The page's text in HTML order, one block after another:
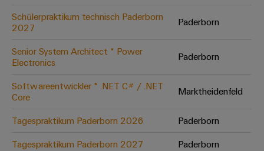
Digital
neuen Niveau
schnell
Schülerpraktikum technisch Paderborn
2027
Paderborn
Senior System Architect * Power
Electronics
Paderborn
Softwareentwickler * .NET C# / .NET
Core
Marktheidenfeld
Tagespraktikum Paderborn 2026
Paderborn
Tagespraktikum Paderborn 2027
Paderborn